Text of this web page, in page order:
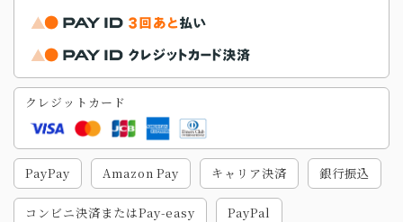
クレジットカード
PayPay Amazon Pay キャリア決済 銀行振込
コンビニ決済またはPay-easy PayPal